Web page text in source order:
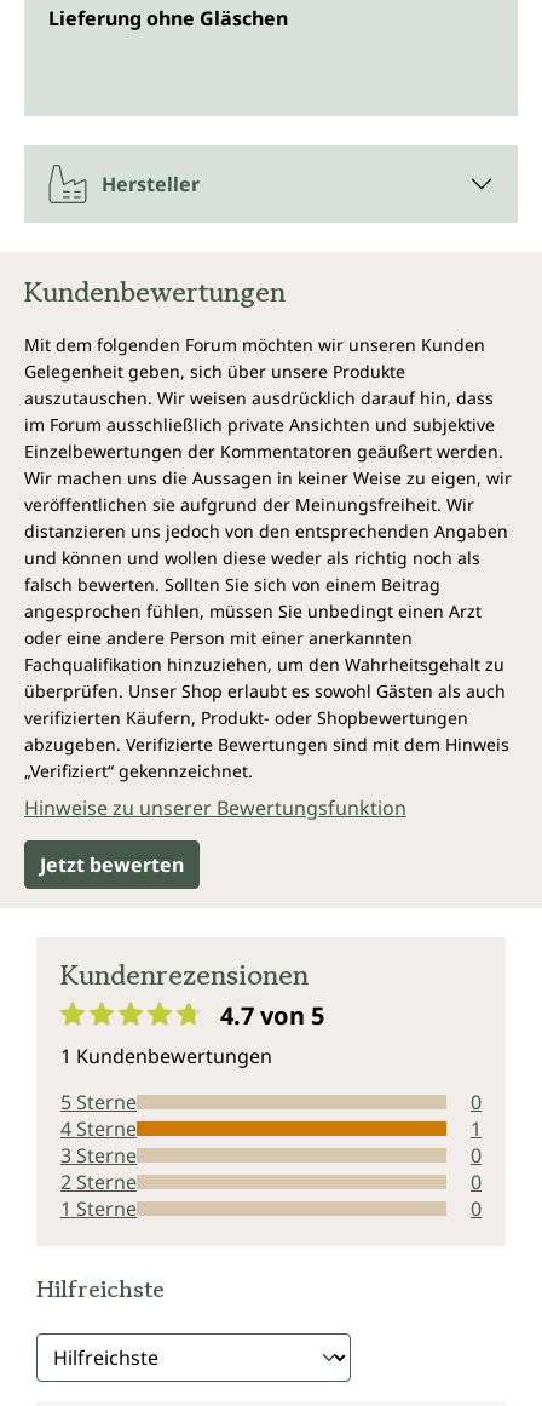
Lieferung ohne Gläschen
Hersteller
Kundenbewertungen
Mit dem folgenden Forum möchten wir unseren Kunden
Gelegenheit geben, sich über unsere Produkte
auszutauschen. Wir weisen ausdrücklich darauf hin, dass
im Forum ausschließlich private Ansichten und subjektive
Einzelbewertungen der Kommentatoren geäußert werden.
Wir machen uns die Aussagen in keiner Weise zu eigen, wir
veröffentlichen sie aufgrund der Meinungsfreiheit. Wir
distanzieren uns jedoch von den entsprechenden Angaben
und können und wollen diese weder als richtig noch als
falsch bewerten. Sollten Sie sich von einem Beitrag
angesprochen fühlen, müssen Sie unbedingt einen Arzt
oder eine andere Person mit einer anerkannten
Fachqualifikation hinzuziehen, um den Wahrheitsgehalt zu
überprüfen. Unser Shop erlaubt es sowohl Gästen als auch
verifizierten Käufern, Produkt- oder Shopbewertungen
abzugeben. Verifizierte Bewertungen sind mit dem Hinweis
„Verifiziert“ gekennzeichnet.
Hinweise zu unserer Bewertungsfunktion
Jetzt bewerten
Kundenrezensionen
4.7 von 5
1 Kundenbewertungen
5 Sterne
0
4 Sterne
1
3 Sterne
0
2 Sterne
0
1 Sterne
0
Hilfreichste